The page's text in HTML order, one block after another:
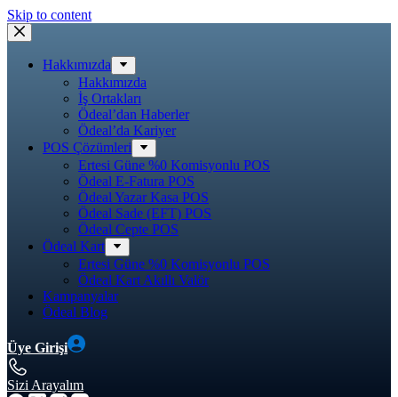
Skip to content
Hakkımızda
Hakkımızda
İş Ortakları
Ödeal’dan Haberler
Ödeal’da Kariyer
POS Çözümleri
Ertesi Güne %0 Komisyonlu POS
Ödeal E-Fatura POS
Ödeal Yazar Kasa POS
Ödeal Sade (EFT) POS
Ödeal Cepte POS
Ödeal Kart
Ertesi Güne %0 Komisyonlu POS
Ödeal Kart Akıllı Valör
Kampanyalar
Ödeal Blog
Üye Girişi
Sizi Arayalım